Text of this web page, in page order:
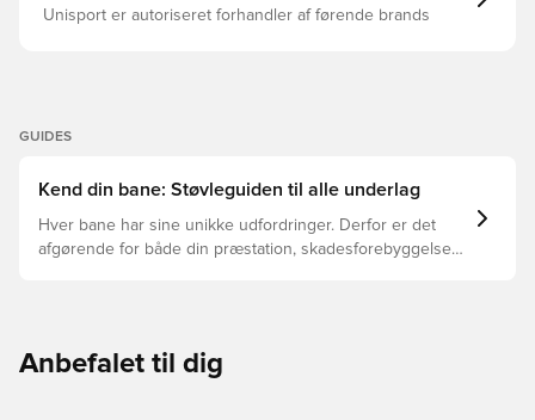
Unisport er autoriseret forhandler af førende brands
GUIDES
Kend din bane: Støvleguiden til alle underlag
Hver bane har sine unikke udfordringer. Derfor er det
afgørende for både din præstation, skadesforebyggelse
Anbefalet til dig